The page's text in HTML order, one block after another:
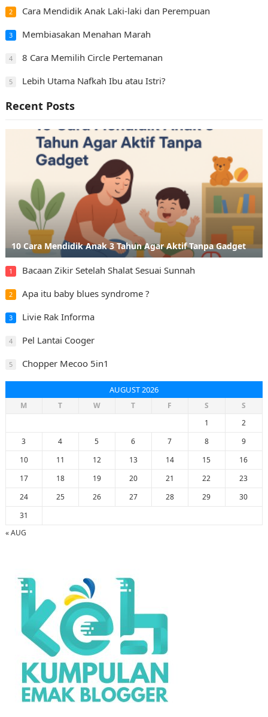
2 Cara Mendidik Anak Laki-laki dan Perempuan
3 Membiasakan Menahan Marah
4 8 Cara Memilih Circle Pertemanan
5 Lebih Utama Nafkah Ibu atau Istri?
Recent Posts
10 Cara Mendidik Anak 3 Tahun Agar Aktif Tanpa Gadget
1 Bacaan Zikir Setelah Shalat Sesuai Sunnah
2 Apa itu baby blues syndrome ?
3 Livie Rak Informa
4 Pel Lantai Cooger
5 Chopper Mecoo 5in1
AUGUST 2026
M T W T F S
S
1
2
3
4 5 6 7 8
9
10
11 12 13 14 15
16
17
18 19 20 21 22
23
24
25 26 27 28 29
30
31
« AUG